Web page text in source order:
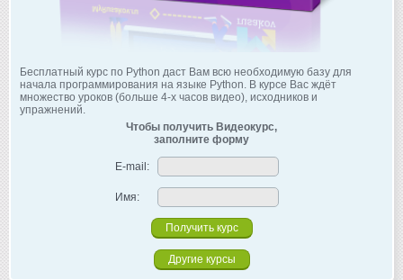
Бесплатный курс по Python даст Вам всю необходимую базу для
начала программирования на языке Python. В курсе Вас ждёт
множество уроков (больше 4-х часов видео), исходников и
упражнений.
Чтобы получить Видеокурс,
заполните форму
E-mail:
Имя:
Другие курсы